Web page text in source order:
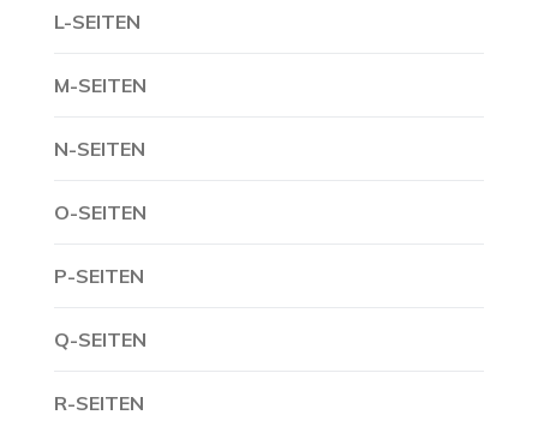
L-SEITEN
M-SEITEN
N-SEITEN
O-SEITEN
P-SEITEN
Q-SEITEN
R-SEITEN